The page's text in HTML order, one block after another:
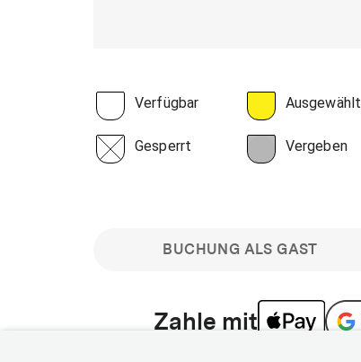
Verfügbar Ausgewählt
Gesperrt Vergeben
BUCHUNG ALS GAST
Zahle mit